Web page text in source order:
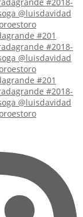
#201
#201